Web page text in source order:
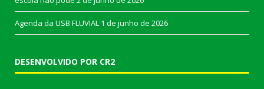
Agenda da USB FLUVIAL 1 de junho de 2026
DESENVOLVIDO POR CR2